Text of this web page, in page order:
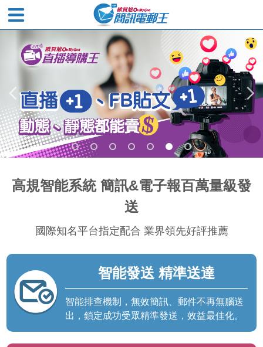
高規智能系統 簡訊&電子報百萬量級發
送
國際知名平台指定配合 業界領先好評推薦
智能發送 精準送達
智能排查機制，無效簡訊、郵件不再無腦送
出，鎖定成功受眾精準發送，效益最佳化。